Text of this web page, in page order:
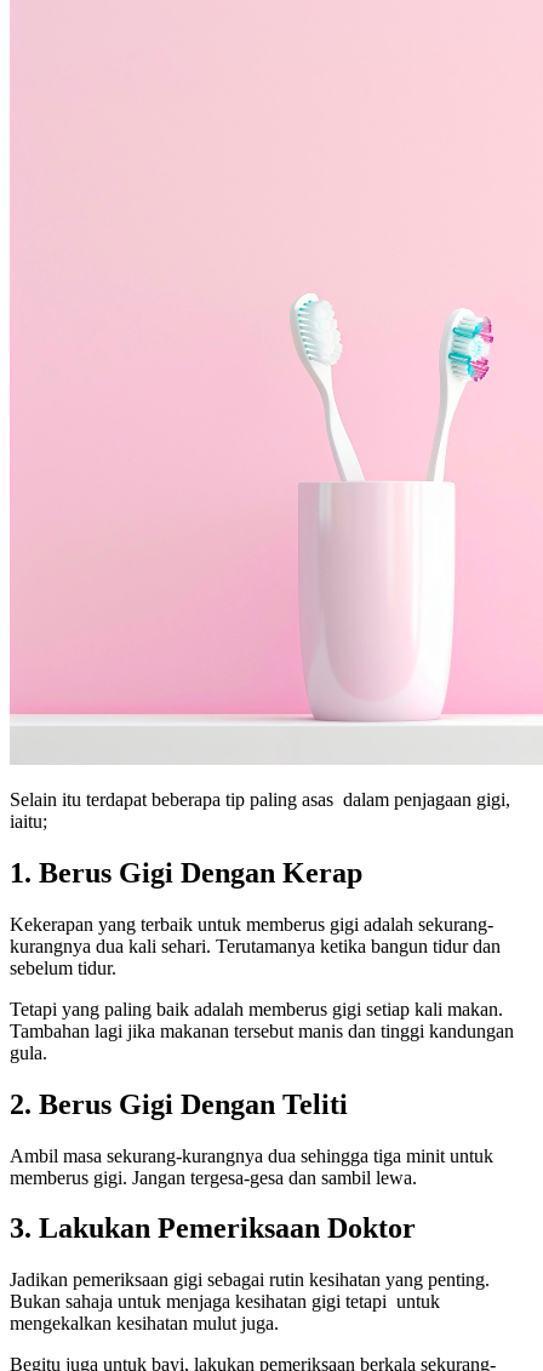
Selain itu terdapat beberapa tip paling asas dalam penjagaan gigi,
iaitu;
1. Berus Gigi Dengan Kerap
Kekerapan yang terbaik untuk memberus gigi adalah sekurang-
kurangnya dua kali sehari. Terutamanya ketika bangun tidur dan
sebelum tidur.
Tetapi yang paling baik adalah memberus gigi setiap kali makan.
Tambahan lagi jika makanan tersebut manis dan tinggi kandungan
gula.
2. Berus Gigi Dengan Teliti
Ambil masa sekurang-kurangnya dua sehingga tiga minit untuk
memberus gigi. Jangan tergesa-gesa dan sambil lewa.
3. Lakukan Pemeriksaan Doktor
Jadikan pemeriksaan gigi sebagai rutin kesihatan yang penting.
Bukan sahaja untuk menjaga kesihatan gigi tetapi untuk
mengekalkan kesihatan mulut juga.
Begitu juga untuk bayi, lakukan pemeriksaan berkala sekurang-